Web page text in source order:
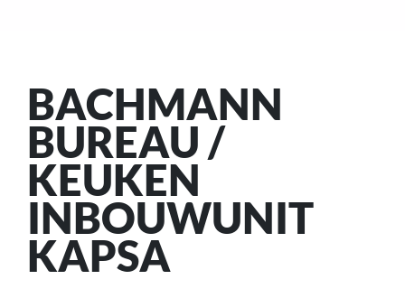
BACHMANN
BUREAU /
KEUKEN
INBOUWUNIT
KAPSA